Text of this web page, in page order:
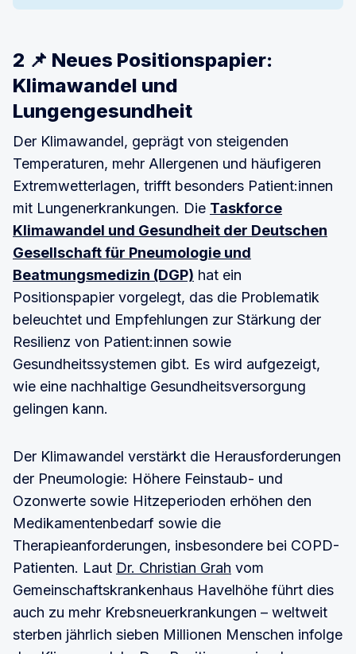
2 📌 Neues Positionspapier:
Klimawandel und
Lungengesundheit
Der Klimawandel, geprägt von steigenden
Temperaturen, mehr Allergenen und häufigeren
Extremwetterlagen, trifft besonders Patient:innen
mit Lungenerkrankungen. Die Taskforce
Klimawandel und Gesundheit der Deutschen
Gesellschaft für Pneumologie und
Beatmungsmedizin (DGP) hat ein
Positionspapier vorgelegt, das die Problematik
beleuchtet und Empfehlungen zur Stärkung der
Resilienz von Patient:innen sowie
Gesundheitssystemen gibt. Es wird aufgezeigt,
wie eine nachhaltige Gesundheitsversorgung
gelingen kann.
Der Klimawandel verstärkt die Herausforderungen
der Pneumologie: Höhere Feinstaub- und
Ozonwerte sowie Hitzeperioden erhöhen den
Medikamentenbedarf sowie die
Therapieanforderungen, insbesondere bei COPD-
Patienten. Laut Dr. Christian Grah vom
Gemeinschaftskrankenhaus Havelhöhe führt dies
auch zu mehr Krebsneuerkrankungen – weltweit
sterben jährlich sieben Millionen Menschen infolge